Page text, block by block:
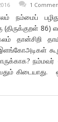
1
நம்மைப்
86)
நம்மவர் –